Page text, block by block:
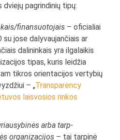
pagrindinių tipų:
finansuotojais – oficialiai
jose dalyvaujančiais ar
dalininkais yra ilgalaikis
tipas, kuris leidžia
tikros orientacijos vertybių
– „Transparency
laisvosios rinkos
arba tarp-
organizacijos – tai tarpinė